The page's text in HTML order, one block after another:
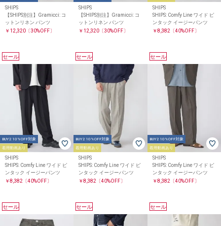
SHIPS
【SHIPS別注】Gramicci: コ
ットンリネン パンツ
￥12,320〔30%OFF〕
SHIPS
【SHIPS別注】Gramicci: コ
ットンリネン パンツ
￥12,320 〔30%OFF〕
SHIPS
SHIPS: Comfy Line ワイド ピ
ンタック イージーパンツ
￥8,382〔40%OFF〕
セール
BUY2 10%OFF対象
着用動画あり
SHIPS
SHIPS: Comfy Line ワイド ピ
ンタック イージーパンツ
￥8,382〔40%OFF〕
セール
BUY2 10%OFF対象
着用動画あり
SHIPS
SHIPS: Comfy Line ワイド ピ
ンタック イージーパンツ
￥8,382 〔40%OFF〕
セール
BUY2 10%OFF対象
着用動画あり
SHIPS
SHIPS: Comfy Line ワイド ピ
ンタック イージーパンツ
￥8,382〔40%OFF〕
セール セール セール